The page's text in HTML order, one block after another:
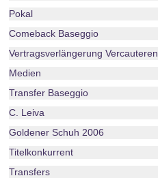
Pokal
Comeback Baseggio
Vertragsverlängerung Vercauteren
Medien
Transfer Baseggio
C. Leiva
Goldener Schuh 2006
Titelkonkurrent
Transfers